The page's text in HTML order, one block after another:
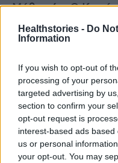
Healthstories - Do
Information
If you wish to opt-out of
processing of your
targeted advertising by
section to confirm your
opt-out request is
interest-based ads
us or personal
your opt-out. You may
Μύθος 6: «Ο Καφές
του Βάρους»
χωρίς ζάχαρη ή
ζάχαρη, γάλα), δεν
Παράλληλα, η
θερμογενετική
να ενισχύσει
ρυθμό. Επιπλέον,